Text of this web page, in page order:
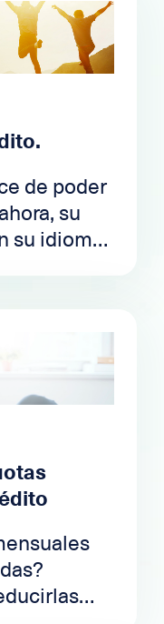
de poder
su
su idioma.
las ofertas
sola
de
de Suiza.